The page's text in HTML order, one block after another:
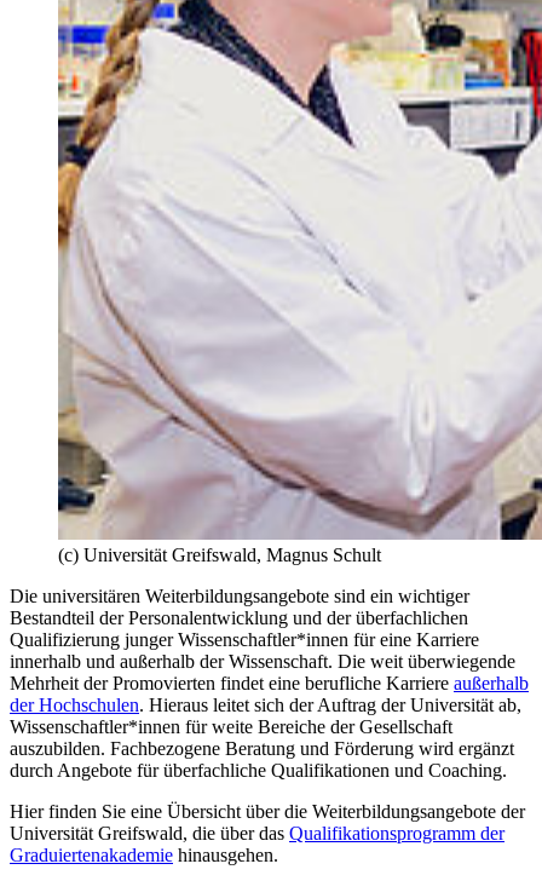
(c) Universität Greifswald, Magnus Schult
Die universitären Weiterbildungsangebote sind ein wichtiger
Bestandteil der Personalentwicklung und der überfachlichen
Qualifizierung junger Wissenschaftler*innen für eine Karriere
innerhalb und außerhalb der Wissenschaft. Die weit überwiegende
Mehrheit der Promovierten findet eine berufliche Karriere außerhalb
der Hochschulen. Hieraus leitet sich der Auftrag der Universität ab,
Wissenschaftler*innen für weite Bereiche der Gesellschaft
auszubilden. Fachbezogene Beratung und Förderung wird ergänzt
durch Angebote für überfachliche Qualifikationen und Coaching.
Hier finden Sie eine Übersicht über die Weiterbildungsangebote der
Universität Greifswald, die über das Qualifikationsprogramm der
Graduiertenakademie hinausgehen.